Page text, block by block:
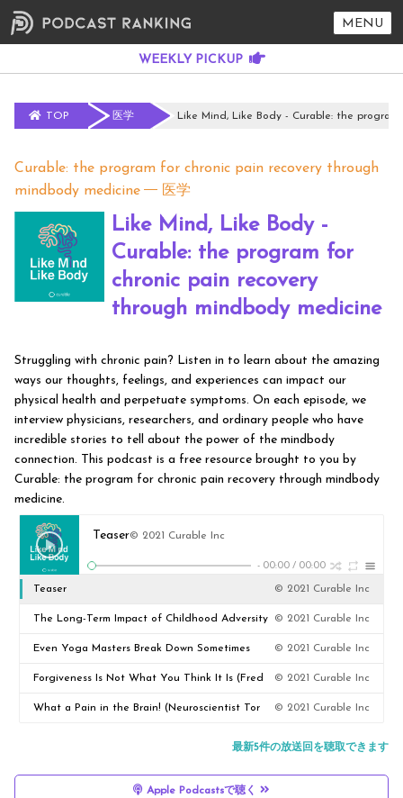
MENU
TOP 医学 Like Mind, Like Body - Curable: the
Curable: the program for chronic pain recovery through
mindbody medicine
医学
Like Mind, Like Body -
Curable: the program for
chronic pain recovery
through mindbody medicine
Struggling with chronic pain? Listen in to learn about the amazing
ways our thoughts, feelings, and experiences can impact our
physical health and perpetuate symptoms. On each episode, we
interview physicians, researchers, and ordinary people who have
incredible stories to tell about the power of the mindbody
connection. This podcast is a free resource brought to you by
Curable: the program for chronic pain recovery through mindbody
medicine.
Teaser© 2021 Curable Inc
- 00:00 / 00:00
Teaser © 2021 Curable Inc
The Long-Term Impact of Childhood Adversity
(David Clarke, MD)
© 2021 Curable Inc
Even Yoga Masters Break Down Sometimes
(Leslie Kaminoff)
© 2021 Curable Inc
Forgiveness Is Not What You Think It Is (Fred
Luskin, PhD)
© 2021 Curable Inc
What a Pain in the Brain! (Neuroscientist Tor © 2021 Curable Inc
最新5件の放送回を聴取できます
Apple Podcastsで聴く